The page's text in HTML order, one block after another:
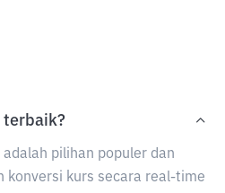
terbaik?
pilihan populer dan
konversi kurs secara real-time